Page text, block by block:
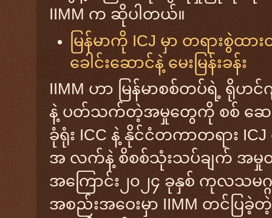
IIMM က ဆိုပါတယ်။
မြန်မာကို ICJ မှာ တရားစွဲထ
ခေါင်းဆောင်နဲ့ မေးမြန်းခန်း
IIMM ဟာ မြန်မာစစ်တပ်ရဲ့ ရိုဟ
နဲ့ ပတ်သက်တဲ့အမှုတွေကို စစ် ဆေ
ခုံရုံး ICC နဲ့ နိုင်ငံတကာတရား
အ လက်နဲ့ စိစစ်သုံးသပ်ချက် အမှုတွဲ
အကြောင်း၂၀၂၄ ခုနှစ် ကုလသမ
အစည်းအဝေးမှာ IIMM တင်ပြခဲ့